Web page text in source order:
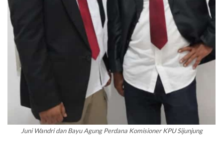
Juni Wandri dan Bayu Agung Perdana Komisioner KPU Sijunjung